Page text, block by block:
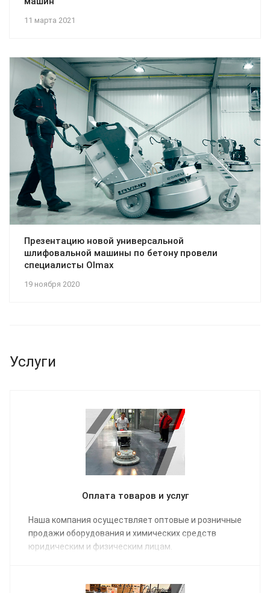
11 марта 2021
19 ноября 2020
Презентацию новой универсальной
шлифовальной машины по бетону провели
специалисты Olmax
Услуги
Оплата товаров и услуг
Наша компания осуществляет оптовые и розничные
продажи оборудования и химических средств
юридическим и физическим лицам.